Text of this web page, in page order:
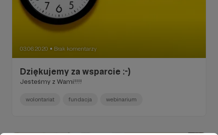
03.06.2020 ● Brak komentarzy
Dziękujemy za wsparcie :-)
Jesteśmy z Wami!!!!
wolontariat fundacja webinarium